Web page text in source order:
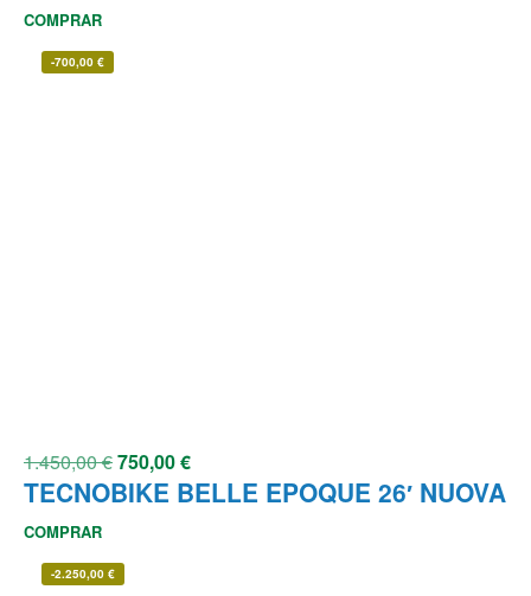
COMPRAR
-700,00 €
1.450,00€750,00€
TECNOBIKE BELLE EPOQUE 26′ NUOVA
COMPRAR
-2.250,00 €